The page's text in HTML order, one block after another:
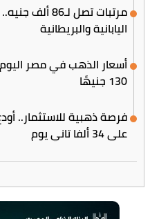
مرتبات تصل
اليابانية والبريطانية
130 جنيهًا
على 34 ألفا تاني يوم